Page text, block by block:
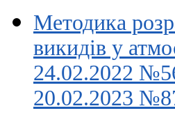
Методика
викидів у
24.02.2022 №5
20.02.2023